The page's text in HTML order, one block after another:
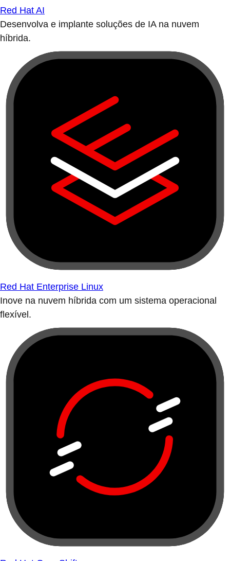
Red Hat AI
Desenvolva e implante soluções de IA na nuvem
híbrida.
Red Hat Enterprise Linux
Inove na nuvem híbrida com um sistema operacional
flexível.